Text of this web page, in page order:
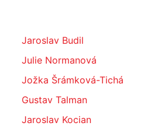
Jaroslav Budil
Julie Normanová
Jožka Šrámková-Tichá
Gustav Talman
Jaroslav Kocian